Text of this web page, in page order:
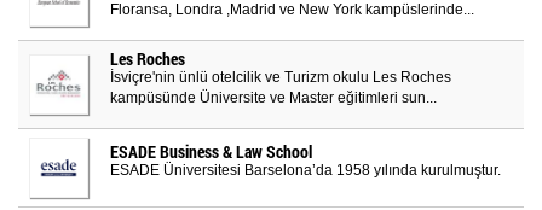
Floransa, Londra ,Madrid ve New York kampüslerinde...
Les Roches
İsviçre'nin ünlü otelcilik ve Turizm okulu Les Roches
kampüsünde Üniversite ve Master eğitimleri sun...
ESADE Business & Law School
ESADE Üniversitesi Barselona’da 1958 yılında kurulmuştur.